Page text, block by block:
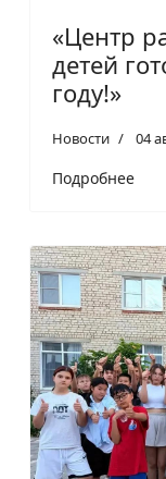
«Центр
детей
году!»
Новости 04
Подробнее